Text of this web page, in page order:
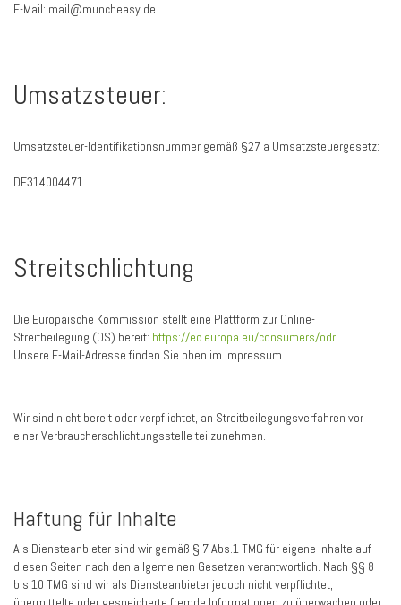
E-Mail: mail@muncheasy.de
Umsatzsteuer:
Umsatzsteuer-Identifikationsnummer gemäß §27 a Umsatzsteuergesetz:
DE314004471
Streitschlichtung
Die Europäische Kommission stellt eine Plattform zur Online-
Streitbeilegung (OS) bereit: https://ec.europa.eu/consumers/odr.
Unsere E-Mail-Adresse finden Sie oben im Impressum.
Wir sind nicht bereit oder verpflichtet, an Streitbeilegungsverfahren vor
einer Verbraucherschlichtungsstelle teilzunehmen.
Haftung für Inhalte
Als Diensteanbieter sind wir gemäß § 7 Abs.1 TMG für eigene Inhalte auf
diesen Seiten nach den allgemeinen Gesetzen verantwortlich. Nach §§ 8
bis 10 TMG sind wir als Diensteanbieter jedoch nicht verpflichtet,